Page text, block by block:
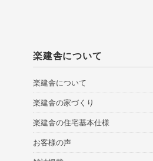
楽建舎について
楽建舎について
楽建舎の家づくり
楽建舎の住宅基本仕様
お客様の声